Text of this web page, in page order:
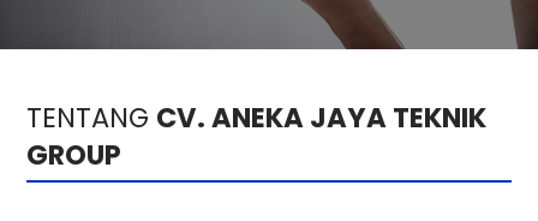
TENTANG CV. ANEKA JAYA TEKNIK
GROUP